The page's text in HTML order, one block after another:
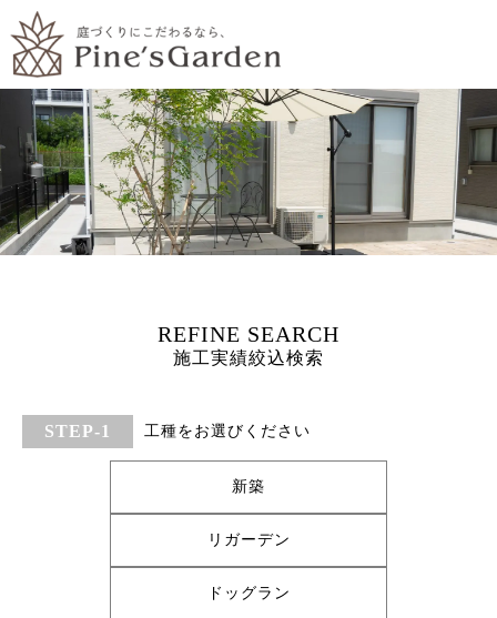
施工実績絞込検索
工種をお選びください
新築
リガーデン
ドッグラン